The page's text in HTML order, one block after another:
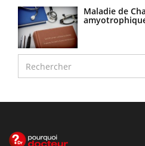
Maladie de